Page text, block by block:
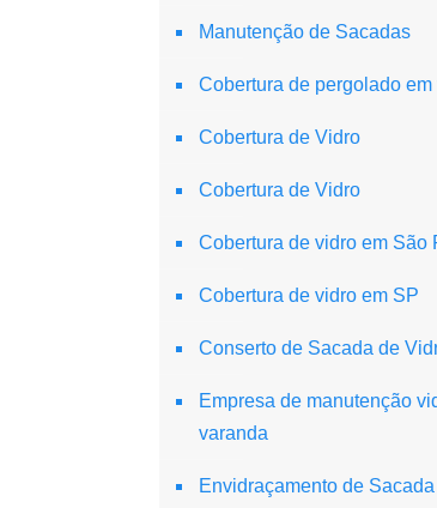
Manutenção de Sacadas
Cobertura de pergolado em
Cobertura de Vidro
Cobertura de Vidro
Cobertura de vidro em São
Cobertura de vidro em SP
Conserto de Sacada de
Empresa de manutenção
varanda
Envidraçamento de Sacada